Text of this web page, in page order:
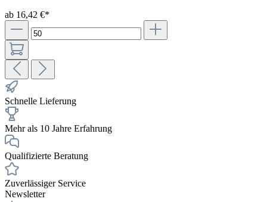
ab 16,42 €*
Schnelle Lieferung
Mehr als 10 Jahre Erfahrung
Qualifizierte Beratung
Zuverlässiger Service
Newsletter